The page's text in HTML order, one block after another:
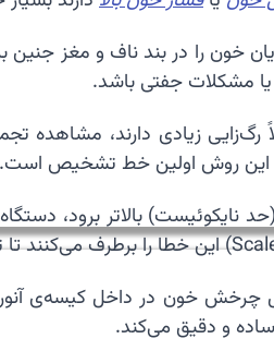
خون را در بند ناف و مغز
یا مشکلات جفتی باشد.
زیادی دارند، مشاهده
این روش اولین خط تشخیص است.
بالاتر برود،
چرخش خون در داخل کیسه‌ی
و دقیق می‌کند.